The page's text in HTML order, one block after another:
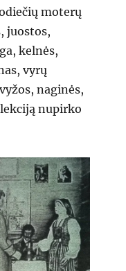
moterų
juostos,
kelnės,
vyrų
naginės,
nupirko